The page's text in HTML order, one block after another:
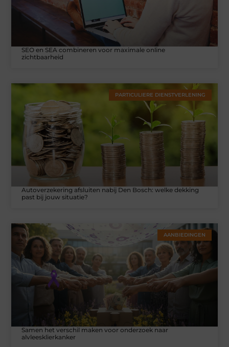
SEO en SEA combineren voor maximale online
zichtbaarheid
PARTICULIERE DIENSTVERLENING
Autoverzekering afsluiten nabij Den Bosch: welke dekking
past bij jouw situatie?
AANBIEDINGEN
Samen het verschil maken voor onderzoek naar
alvleesklierkanker